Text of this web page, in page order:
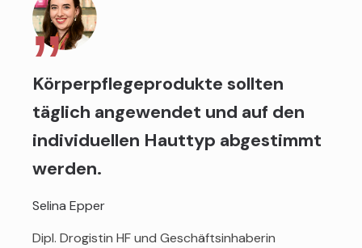
Körperpflegeprodukte sollten
täglich angewendet und auf den
individuellen Hauttyp abgestimmt
werden.
Selina Epper
Dipl. Drogistin HF und Geschäftsinhaberin